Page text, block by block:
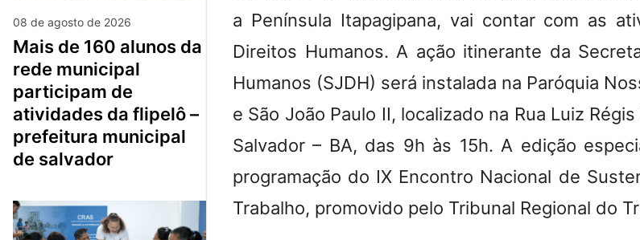
08 de agosto de 2026
mais de 160 alunos da
rede municipal
participam de
atividades da flipelô –
prefeitura municipal
de salvador
a Península Itapagipana, vai contar com as
Direitos Humanos. A ação itinerante da
Humanos (SJDH) será instalada na Paróquia
e São João Paulo II, localizado na Rua Luiz
Salvador – BA, das 9h às 15h. A edição
programação do IX Encontro Nacional de
Trabalho, promovido pelo Tribunal Regional do